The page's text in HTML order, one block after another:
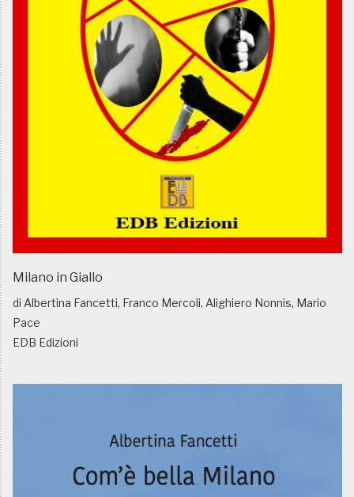
Milano in Giallo
di Albertina Fancetti, Franco Mercoli, Alighiero Nonnis, Mario
Pace
EDB Edizioni